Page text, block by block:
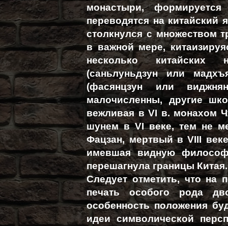
монастыри,
переводятся на китайский
столкнулся с множеством
в важной мере,
несколько китайских
(саньлуньдзун или
(фасянцзун или
малочисленны, другие
вежливая в VI в. монахом
шунем в VI веке, тем не
Фацзан, мертвый в VIII
имевшая видную
перешагнула границы Китая.
Следует отметить, что на
печать особого рода
особенность положения
идеи символической